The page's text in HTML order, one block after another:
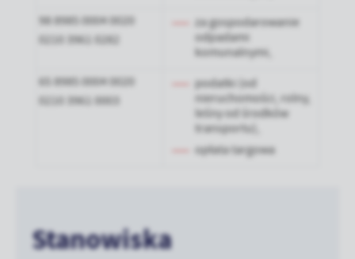
98 8985 0004 0020
0210 3961 0282
za gospodarowanie
odpadami
komunalnymi,
65 8985 0004 0020
0210 3961 0003
podatki (od
nieruchomości, rolny,
leśny od środków
transportu),
opłata targowa
Stanowiska